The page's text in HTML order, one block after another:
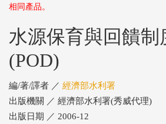
相同產品。
水源保育與回饋制
(POD)
編/著/譯者 ／ 經濟部水利署
出版機關 ／ 經濟部水利署(秀威代理)
出版日期 ／ 2006-12